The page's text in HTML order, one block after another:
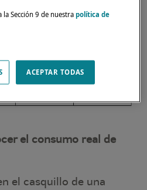
travesía,
el consumo real de
el casquillo de una
la Sección 9 de nuestrapolítica de
ACEPTAR TODAS